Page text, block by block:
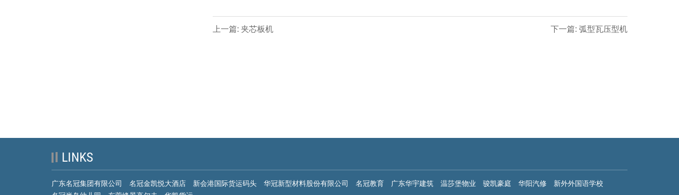
上一篇: 夹芯板机 下一篇: 弧型瓦压型机
LINKS
广东名冠集团有限公司 名冠金凯悦大酒店 新会港国际货运码头 华冠新型材料股份有限公司 名冠教育 广东华宇建筑 温莎堡物业 骏凯豪庭 华阳汽修
新外外国语学校